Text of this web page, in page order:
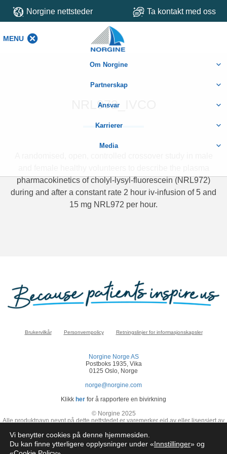
Norgine nettsteder Ta kontakt med oss
MENU
Om Norgine
Partnerskap
Ansvar
Karrierer
Media
NRL972_IVCO
pharmacokinetics of cholyl-lysyl-fluorescein (NRL972)
during and after a constant rate 2 hour iv-infusion of 5 and
15 mg NRL972 per hour.
Brukervilkår Personvernpolicy Retningslinjer for informasjonskapsler
Norgine Norge AS
Postboks 1935, Vika
0125 Oslo, Norge
norge@norgine.com
Klikk her for å rapportere en bivirkning
© Norgine 2025
Alle produktnavn nevnt på dette nettstedet er varemerker eid av eller lisensiert av
NO-COR-NP-2200024
Vi benytter cookies på denne hjemmesiden.
Du kan finne ytterligere opplysninger under «Innstillinger» og